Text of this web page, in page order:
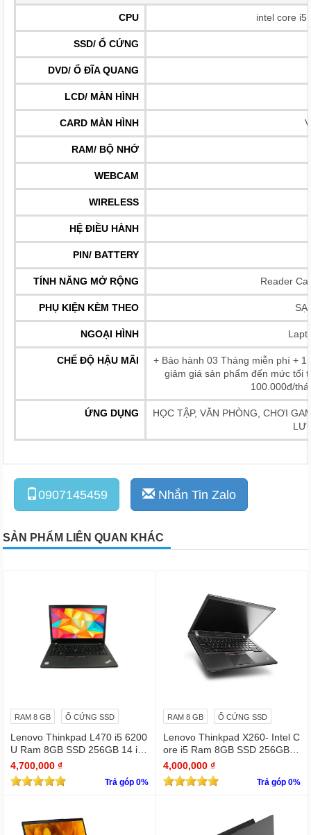
CPU intel core i5
SSD/ Ổ CỨNG
DVD/ Ổ ĐĨA QUANG
LCD/ MÀN HÌNH
CARD MÀN HÌNH
RAM/ BỘ NHỚ
WEBCAM
WIRELESS
HỆ ĐIỀU HÀNH
PIN/ BATTERY
TÍNH NĂNG MỞ RỘNG Reader
PHỤ KIỆN KÈM THEO
NGOẠI HÌNH
CHẾ ĐỘ HẬU MÃI
+ Bảo hành 03 Tháng miễn phí +
giảm giá sản phẩm đến mức tối
100.000đ/
ỨNG DỤNG
HỌC TẬP, VĂN PHÒNG, CHƠI
0907145459 Nhắn Tin Zalo
SẢN PHẨM LIÊN QUAN KHÁC
RAM 8 GB Ổ CỨNG SSD
Lenovo Thinkpad L470 i5 6200
U Ram 8GB SSD 256GB 14 inc
hes
4,700,000 ₫
Trả góp 0%
RAM 8 GB Ổ CỨNG SSD
Lenovo Thinkpad X260- Intel C
ore i5 Ram 8GB SSD 256GB m
ỏng nhẹ
4,000,000 ₫
Trả góp 0%